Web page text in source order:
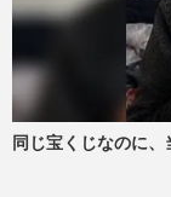
同じ宝くじなのに